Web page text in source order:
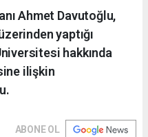
Ahmet Davutoğlu,
yaptığı
hakkında
ilişkin
ABONE OL